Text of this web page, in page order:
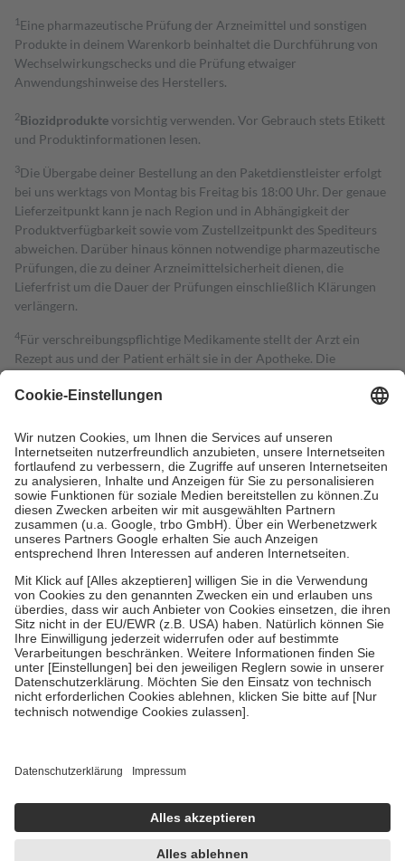
1 Eine pharmazeutische Prüfung der Arzneimittel und sonstigen
Produkte in deinem Warenkorb beinhaltet die Durchführung von
Wechselwirkungschecks und die Prüfung etwaiger
Anwendungshinweise des Herstellers.
2Biozidproduktevorsichtig verwenden. Vor Gebrauch stets Etikett
und Produktinformationen lesen.
3Die Übergabe deiner Bestellung an den Paketdienstleister erfolgt
bei uns werktags von Montag bis Freitag bis 18:00 Uhr. Der genaue
Lieferzeitpunkt kann je nach Region und in Abhängigkeit der
Produktverfügbarkeit sowie vom Zustellzeitpunkt des Spediteurs
abweichen. Darüber hinaus können notwendige pharmazeutische
Prüfungen, die zu deiner Arzneimittelsicherheit dienen, die
Lieferfrist um die Dauer der Prüfungen einschließlich Klärungen
verlängern.
4Für verschreibungspflichtige Medikamente stellt der Arzt ein
Rezept aus und der Patient erhält sie in der Apotheke. Die
Kosten dafür, der Versicherte trägt einen Teil davon als Zuzahlung
Grundsätzlich leisten Mitglieder Zuzahlungen in Höhe von zehn
Prozent des Abgabepreises,mindestensjedochfünf Euround
höchstens zehn Euro.Es sind jedoch nie mehr als die tatsächlichen
Kosten der Leistung zu entrichten.
Diese Regeln gelten grundsätzlich auch für Online-Apotheken.
Bei Heilmitteln und häuslicher Krankenpflege beträgt die
Zuzahlung zehn Prozent der Kosten sowie zehn Euro je
Um das Engagement der Versicherten für ihre eigene Gesundheit zu
stärken und die besondere Stellung der Familie zu unterstützen,
fallenkeine Zuzahlungen an bei:
• Kindern und Jugendlichen bis zum vollendeten 18. Lebensjahr
mit Ausnahme der Fahrkosten
• Untersuchungen zur Vorsorge und Früherkennung, die von der
GKV getragen werden
• empfohlenen Schutzimpfungen
Wir nutzen Trusted Shops als unabhängigen Dienstleister für die
getroffen, um sicherzustellen, dass es sich um echte Bewertungen
handelt. Mehr Informationen findest du hier:
https://help.etrusted.com/hc/de/articles/4419944605341